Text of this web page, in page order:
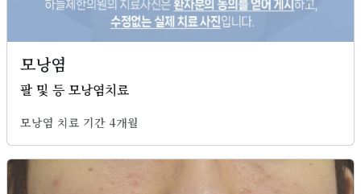
모낭염
팔 및 등 모낭염치료
모낭염 치료 기간 4개월